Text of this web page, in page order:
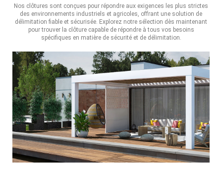
Nos clôtures sont conçues pour répondre aux exigences les plus strictes
des environnements industriels et agricoles, offrant une solution de
délimitation fiable et sécurisée. Explorez notre sélection dès maintenant
pour trouver la clôture capable de répondre à tous vos besoins
spécifiques en matière de sécurité et de délimitation.